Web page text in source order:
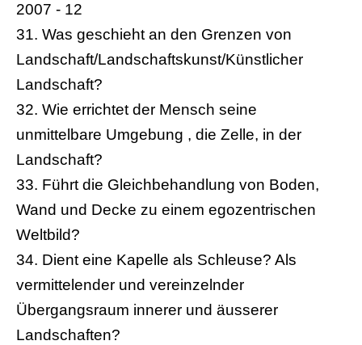
2007 - 12
31. Was geschieht an den Grenzen von
Landschaft/Landschaftskunst/Künstlicher
Landschaft?
32. Wie errichtet der Mensch seine
unmittelbare Umgebung , die Zelle, in der
Landschaft?
33. Führt die Gleichbehandlung von Boden,
Wand und Decke zu einem egozentrischen
Weltbild?
34. Dient eine Kapelle als Schleuse? Als
vermittelender und vereinzelnder
Übergangsraum innerer und äusserer
Landschaften?